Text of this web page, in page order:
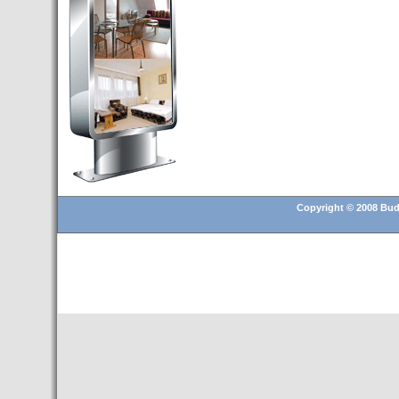
Budapest’.
- Hoteles en BUDAPEST:
Resultados octubre de 2016,
subida del 15% ocupación y
del 25,6% en el RevPar
- Nuevo Hotel en Budapest
bajo la marca Exe Hotusa
- Transfer Aeropuerto de
BUDAPEST
Copyright © 2008